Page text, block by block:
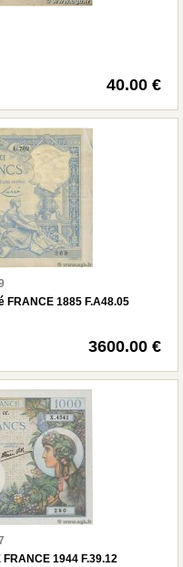
40.00 €
1885 F.A48.05
3600.00 €
1944 F.39.12